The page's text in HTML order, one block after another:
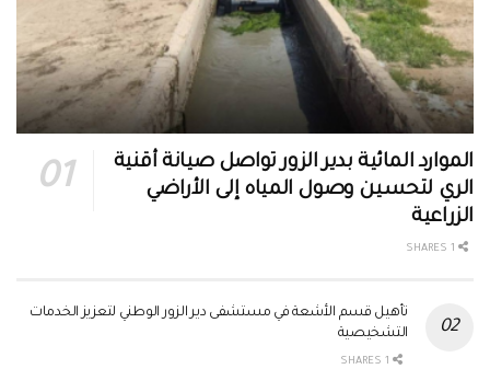
الموارد المائية بدير الزور تواصل صيانة أقنية
الري لتحسين وصول المياه إلى الأراضي
الزراعية
تأهيل قسم الأشعة في مستشفى دير الزور الوطني لتعزيز الخدمات
التشخيصية